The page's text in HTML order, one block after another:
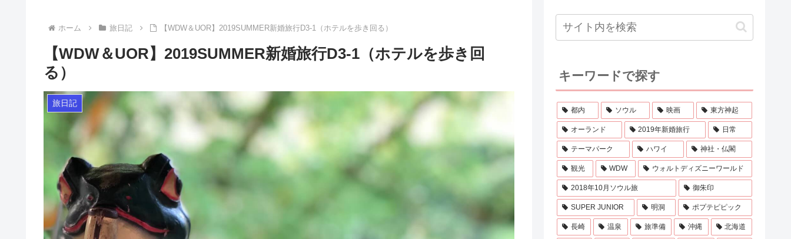
ホーム 旅日記 【WDW＆UOR】2019SUMMER新婚旅行D3-1（ホテルを歩き回る）
【WDW＆UOR】2019SUMMER新婚旅行D3-1（ホテルを歩き回
る）
旅日記
キーワードで探す
都内 ソウル 映画 東方神起
オーランド 2019年新婚旅行 日常
テーマパーク ハワイ 神社・仏閣
観光 WDW ウォルトディズニーワールド
2018年10月ソウル旅 御朱印
SUPER JUNIOR 明洞 ポプテピピック
長崎 温泉 旅準備 沖縄 北海道